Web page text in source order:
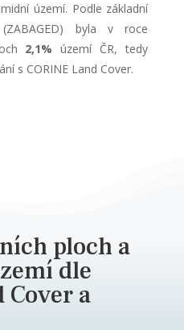
území. Podle základní
byla v roce
2,1% území ČR, tedy
s CORINE Land Cover.
ploch a
dle
Cover a